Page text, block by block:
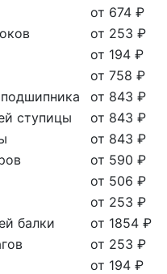
от 674 ₽
от 253 ₽
от 194 ₽
от 758 ₽
от 843 ₽
ступицы
от 843 ₽
от 843 ₽
от 590 ₽
от 506 ₽
от 253 ₽
балки
от 1854 ₽
от 253 ₽
от 194 ₽